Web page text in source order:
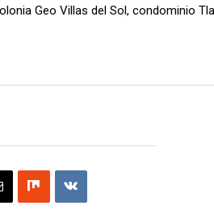
Geo Villas del Sol, condominio